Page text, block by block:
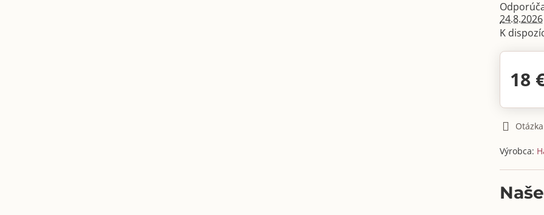
24.8.2026
18
Výrobca: